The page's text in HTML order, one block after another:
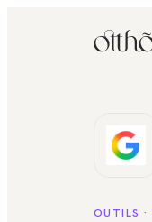
OUTILS ·